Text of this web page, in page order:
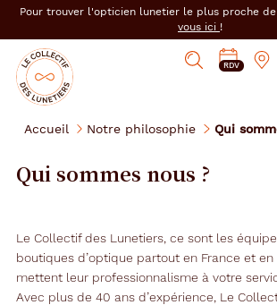
auPour trouver l'opticien lunetier le plus proche de
vous ici !
Opticien
le
collectif
lunetiers
Afficher
RDV
Mon
magasin
Mon
compte
Ouvrir
menu
Accueil Notre philosophie Qui
Qui sommes nous ?
Le Collectif des Lunetiers, ce sont les
boutiques d’optique partout en France et
mettent leur professionnalisme à votre
Avec plus de 40 ans d’expérience, Le